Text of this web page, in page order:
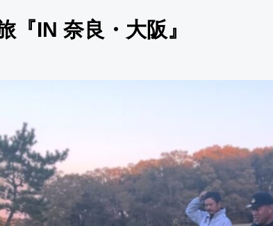
2026.10.26『第50回
FLAG 1DAYイベン
『IN 奈良・大阪』